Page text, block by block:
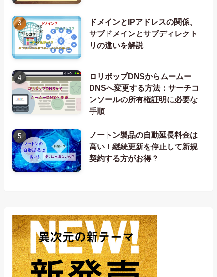
ドメインとIPアドレスの関係、
サブドメインとサブディレクト
リの違いを解説
ロリポップDNSからムームー
DNSへ変更する方法：サーチコ
ンソールの所有権証明に必要な
手順
ノートン製品の自動延長料金は
高い！継続更新を停止して新規
契約する方がお得？